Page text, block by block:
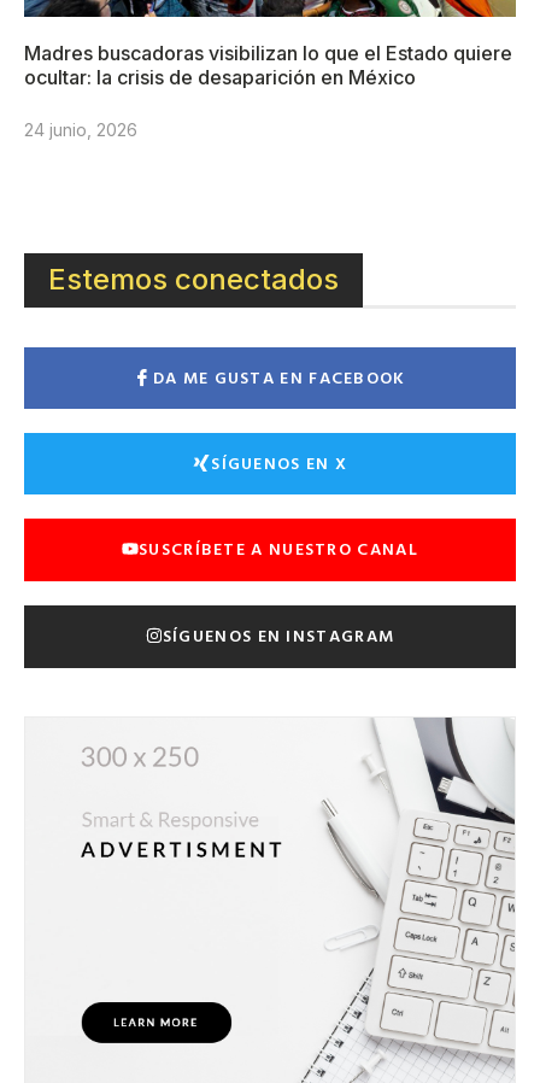
Madres buscadoras visibilizan lo que el Estado quiere
ocultar: la crisis de desaparición en México
24 junio, 2026
Estemos conectados
DA ME GUSTA EN FACEBOOK
SÍGUENOS EN X
SUSCRÍBETE A NUESTRO CANAL
SÍGUENOS EN INSTAGRAM